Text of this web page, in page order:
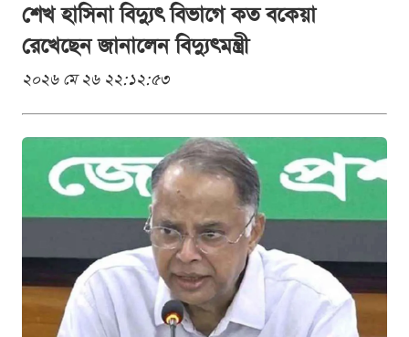
শেখ হাসিনা বিদ্যুৎ বিভাগে কত বকেয়া
রেখেছেন জানালেন বিদ্যুৎমন্ত্রী
২০২৬ মে ২৬ ২২:১২:৫৩